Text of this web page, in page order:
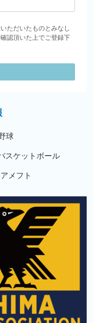
ただいたものとみなし
認頂いた上でご登録下
球
スケットボール
アメフト